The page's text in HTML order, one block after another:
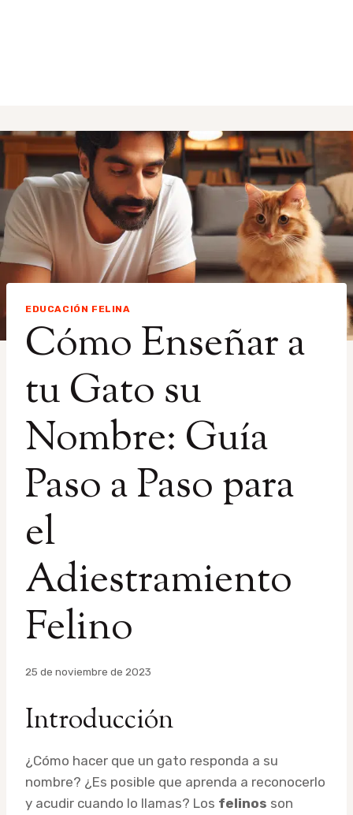
EDUCACIÓN FELINA
Cómo Enseñar a
tu Gato su
Nombre: Guía
Paso a Paso para
el
Adiestramiento
Felino
Por
25 de noviembre de 2023
Introducción
¿Cómo hacer que un gato responda a su
nombre? ¿Es posible que aprenda a reconocerlo
y acudir cuando lo llamas? Los felinos son